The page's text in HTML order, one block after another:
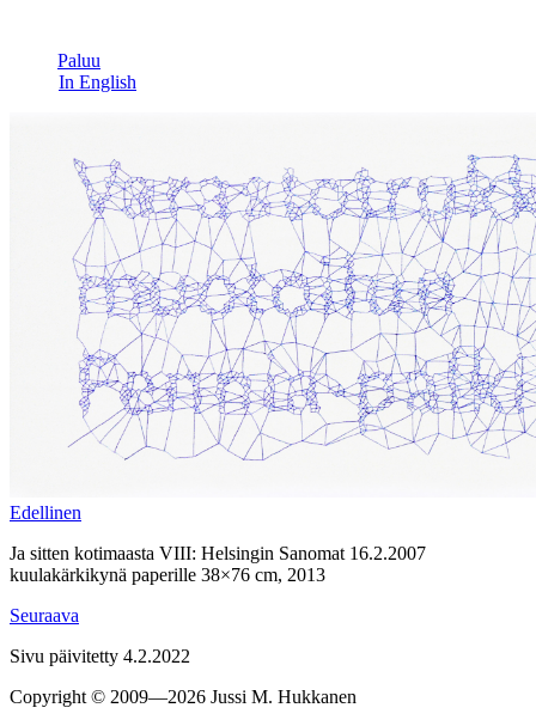
Paluu
In English
Edel­linen
Ja sitten kotimaasta VIII: Helsingin Sanomat 16.2.2007
kuulakärkikynä paperille 38×76 cm, 2013
Seu­raava
Sivu päivitetty 4.2.2022
Copyright © 2009—2026 Jussi M. Hukkanen